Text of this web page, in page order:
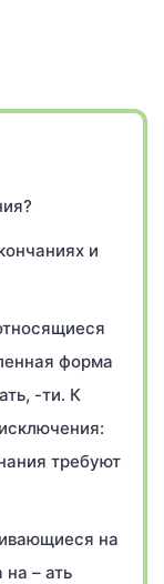
и
форма
-ти. К
требуют
на
– ать